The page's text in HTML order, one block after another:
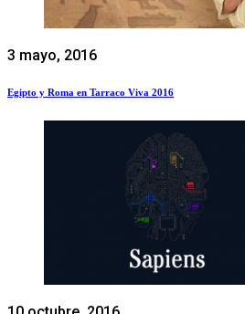
3 mayo, 2016
Egipto y Roma en Tarraco Viva 2016